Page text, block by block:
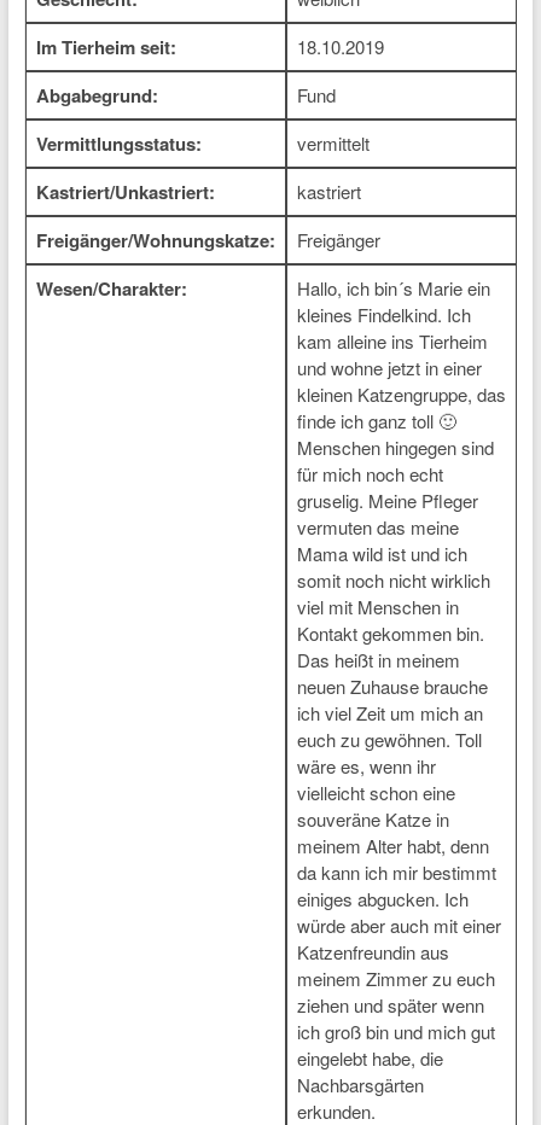
Im Tierheim seit: 18.10.2019
Abgabegrund: Fund
Vermittlungsstatus: vermittelt
Kastriert/Unkastriert: kastriert
Freigänger/Wohnungskatze: Freigänger
Wesen/Charakter:
Hallo, ich bin´s Marie ein
kleines Findelkind. Ich
kam alleine ins Tierheim
und wohne jetzt in einer
kleinen Katzengruppe, das
finde ich ganz toll 🙂
Menschen hingegen sind
für mich noch echt
gruselig. Meine Pfleger
vermuten das meine
Mama wild ist und ich
somit noch nicht wirklich
viel mit Menschen in
Kontakt gekommen bin.
Das heißt in meinem
neuen Zuhause brauche
ich viel Zeit um mich an
euch zu gewöhnen. Toll
wäre es, wenn ihr
vielleicht schon eine
souveräne Katze in
meinem Alter habt, denn
da kann ich mir bestimmt
einiges abgucken. Ich
würde aber auch mit einer
Katzenfreundin aus
meinem Zimmer zu euch
ziehen und später wenn
ich groß bin und mich gut
eingelebt habe, die
Nachbarsgärten
erkunden.